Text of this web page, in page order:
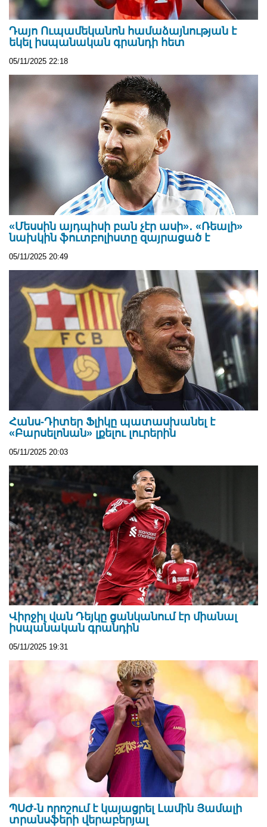
Դայո Ուպամեկանոն համաձայնության է
եկել իսպանական գրանդի հետ
05/11/2025 22:18
«Մեսսին այդպիսի բան չէր ասի»․ «Ռեալի»
նախկին ֆուտբոլիստը զայրացած է
05/11/2025 20:49
Հանս-Դիտեր Ֆլիկը պատասխանել է
«Բարսելոնան» լքելու լուրերին
05/11/2025 20:03
Վիրջիլ վան Դեյկը ցանկանում էր միանալ
իսպանական գրանդին
05/11/2025 19:31
ՊՍԺ-ն որոշում է կայացրել Լամին Յամալի
տրանսֆերի վերաբերյալ